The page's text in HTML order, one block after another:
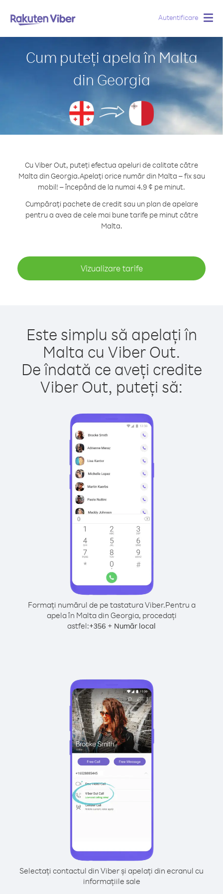
Autentificare
Cum puteți apela în Malta
din Georgia
Cu Viber Out, puteți efectua apeluri de calitate către
Malta din Georgia.Apelați orice număr din Malta – fix sau
mobil! – începând de la numai 4.9 ¢ pe minut.
Cumpărați pachete de credit sau un plan de apelare
pentru a avea de cele mai bune tarife pe minut către
Malta.
Vizualizare tarife
Este simplu să apelați în
Malta cu Viber Out.
De îndată ce aveți credite
Viber Out, puteți să:
Formați numărul de pe tastatura Viber.Pentru a
apela în Malta din Georgia, procedați
astfel:+356 + Număr local
Selectați contactul din Viber și apelați din ecranul cu
informațiile sale